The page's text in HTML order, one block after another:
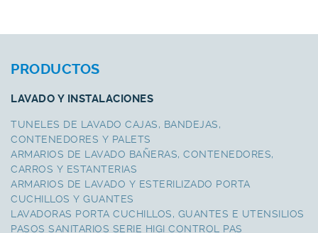
PRODUCTOS
LAVADO Y INSTALACIONES
TUNELES DE LAVADO CAJAS, BANDEJAS,
CONTENEDORES Y PALETS
ARMARIOS DE LAVADO BAÑERAS, CONTENEDORES,
CARROS Y ESTANTERIAS
ARMARIOS DE LAVADO Y ESTERILIZADO PORTA
CUCHILLOS Y GUANTES
LAVADORAS PORTA CUCHILLOS, GUANTES E UTENSILIOS
PASOS SANITARIOS SERIE HIGI CONTROL PAS